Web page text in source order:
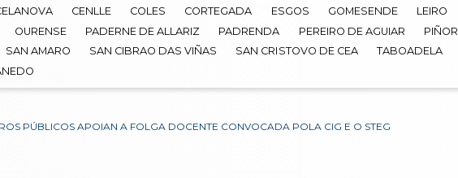
CENLLE COLES CORTEGADA ESGOS GOMESENDE LEIRO
OURENSE PADERNE DE ALLARIZ PADRENDA PEREIRO DE AGUIAR PIÑOR
SAN AMARO SAN CIBRAO DAS VIÑAS SAN CRISTOVO DE CEA TABOADELA
PÚBLICOS APOIAN A FOLGA DOCENTE CONVOCADA POLA CIG E O STEG